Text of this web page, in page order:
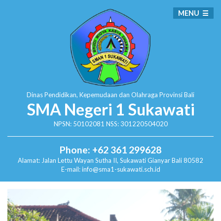
Dinas Pendidikan, Kepemudaan dan Olahraga Provinsi Bali
SMA Negeri 1 Sukawati
NPSN: 50102081 NSS: 301220504020
Phone: +62 361 299628
Alamat: Jalan Lettu Wayan Sutha II, SukawatiGianyar Bali 80582
E-mail: info@sma1-sukawati.sch.id
MENU